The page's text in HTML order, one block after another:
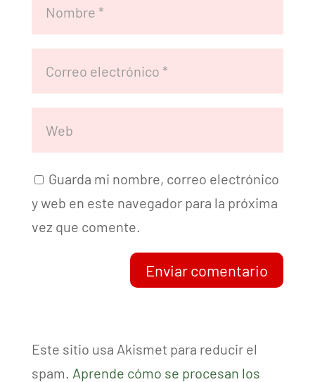
Guarda mi nombre, correo electrónico
y web en este navegador para la próxima
vez que comente.
Enviar comentario
Este sitio usa Akismet para reducir el
spam. Aprende cómo se procesan los